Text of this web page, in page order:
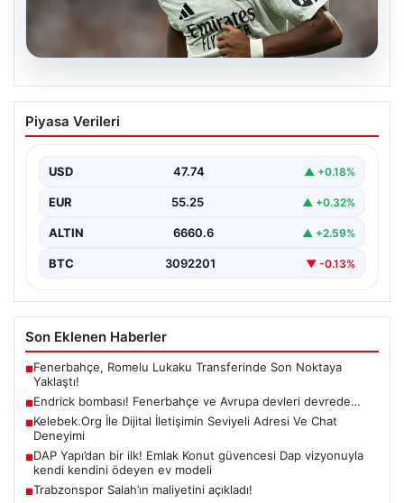
08.08.2026
Endrick bombası! Fenerbahçe ve
Avrupa devleri devrede…
Piyasa Verileri
USD 47.74 ▲ +0.18%
EUR 55.25 ▲ +0.32%
ALTIN 6660.6 ▲ +2.59%
BTC 3092201 ▼ -0.13%
Son Eklenen Haberler
■Fenerbahçe, Romelu Lukaku Transferinde Son Noktaya
Yaklaştı!
■Endrick bombası! Fenerbahçe ve Avrupa devleri devrede…
■Kelebek.Org İle Dijital İletişimin Seviyeli Adresi Ve Chat
Deneyimi
■DAP Yapı’dan bir ilk! Emlak Konut güvencesi Dap vizyonuyla
kendi kendini ödeyen ev modeli
■Trabzonspor Salah’ın maliyetini açıkladı!